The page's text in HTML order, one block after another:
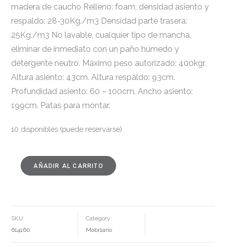
madera de caucho Relleno: foam, densidad asiento y
respaldo: 28-30Kg./m3 Densidad parte trasera:
25Kg./m3 No lavable, cualquier tipo de mancha,
eliminar de inmediato con un paño húmedo y
detergente neutro. Máximo peso autorizado: 400kgr.
Altura asiento: 43cm. Altura respaldo: 93cm.
Profundidad asiento: 60 – 100cm. Ancho asiento:
199cm. Patas para montar.
10 disponibles (puede reservarse)
SOFÁ
229
100
76
CANTIDAD
AÑADIR AL CARRITO
SKU
614160
Category:
Mobiliario